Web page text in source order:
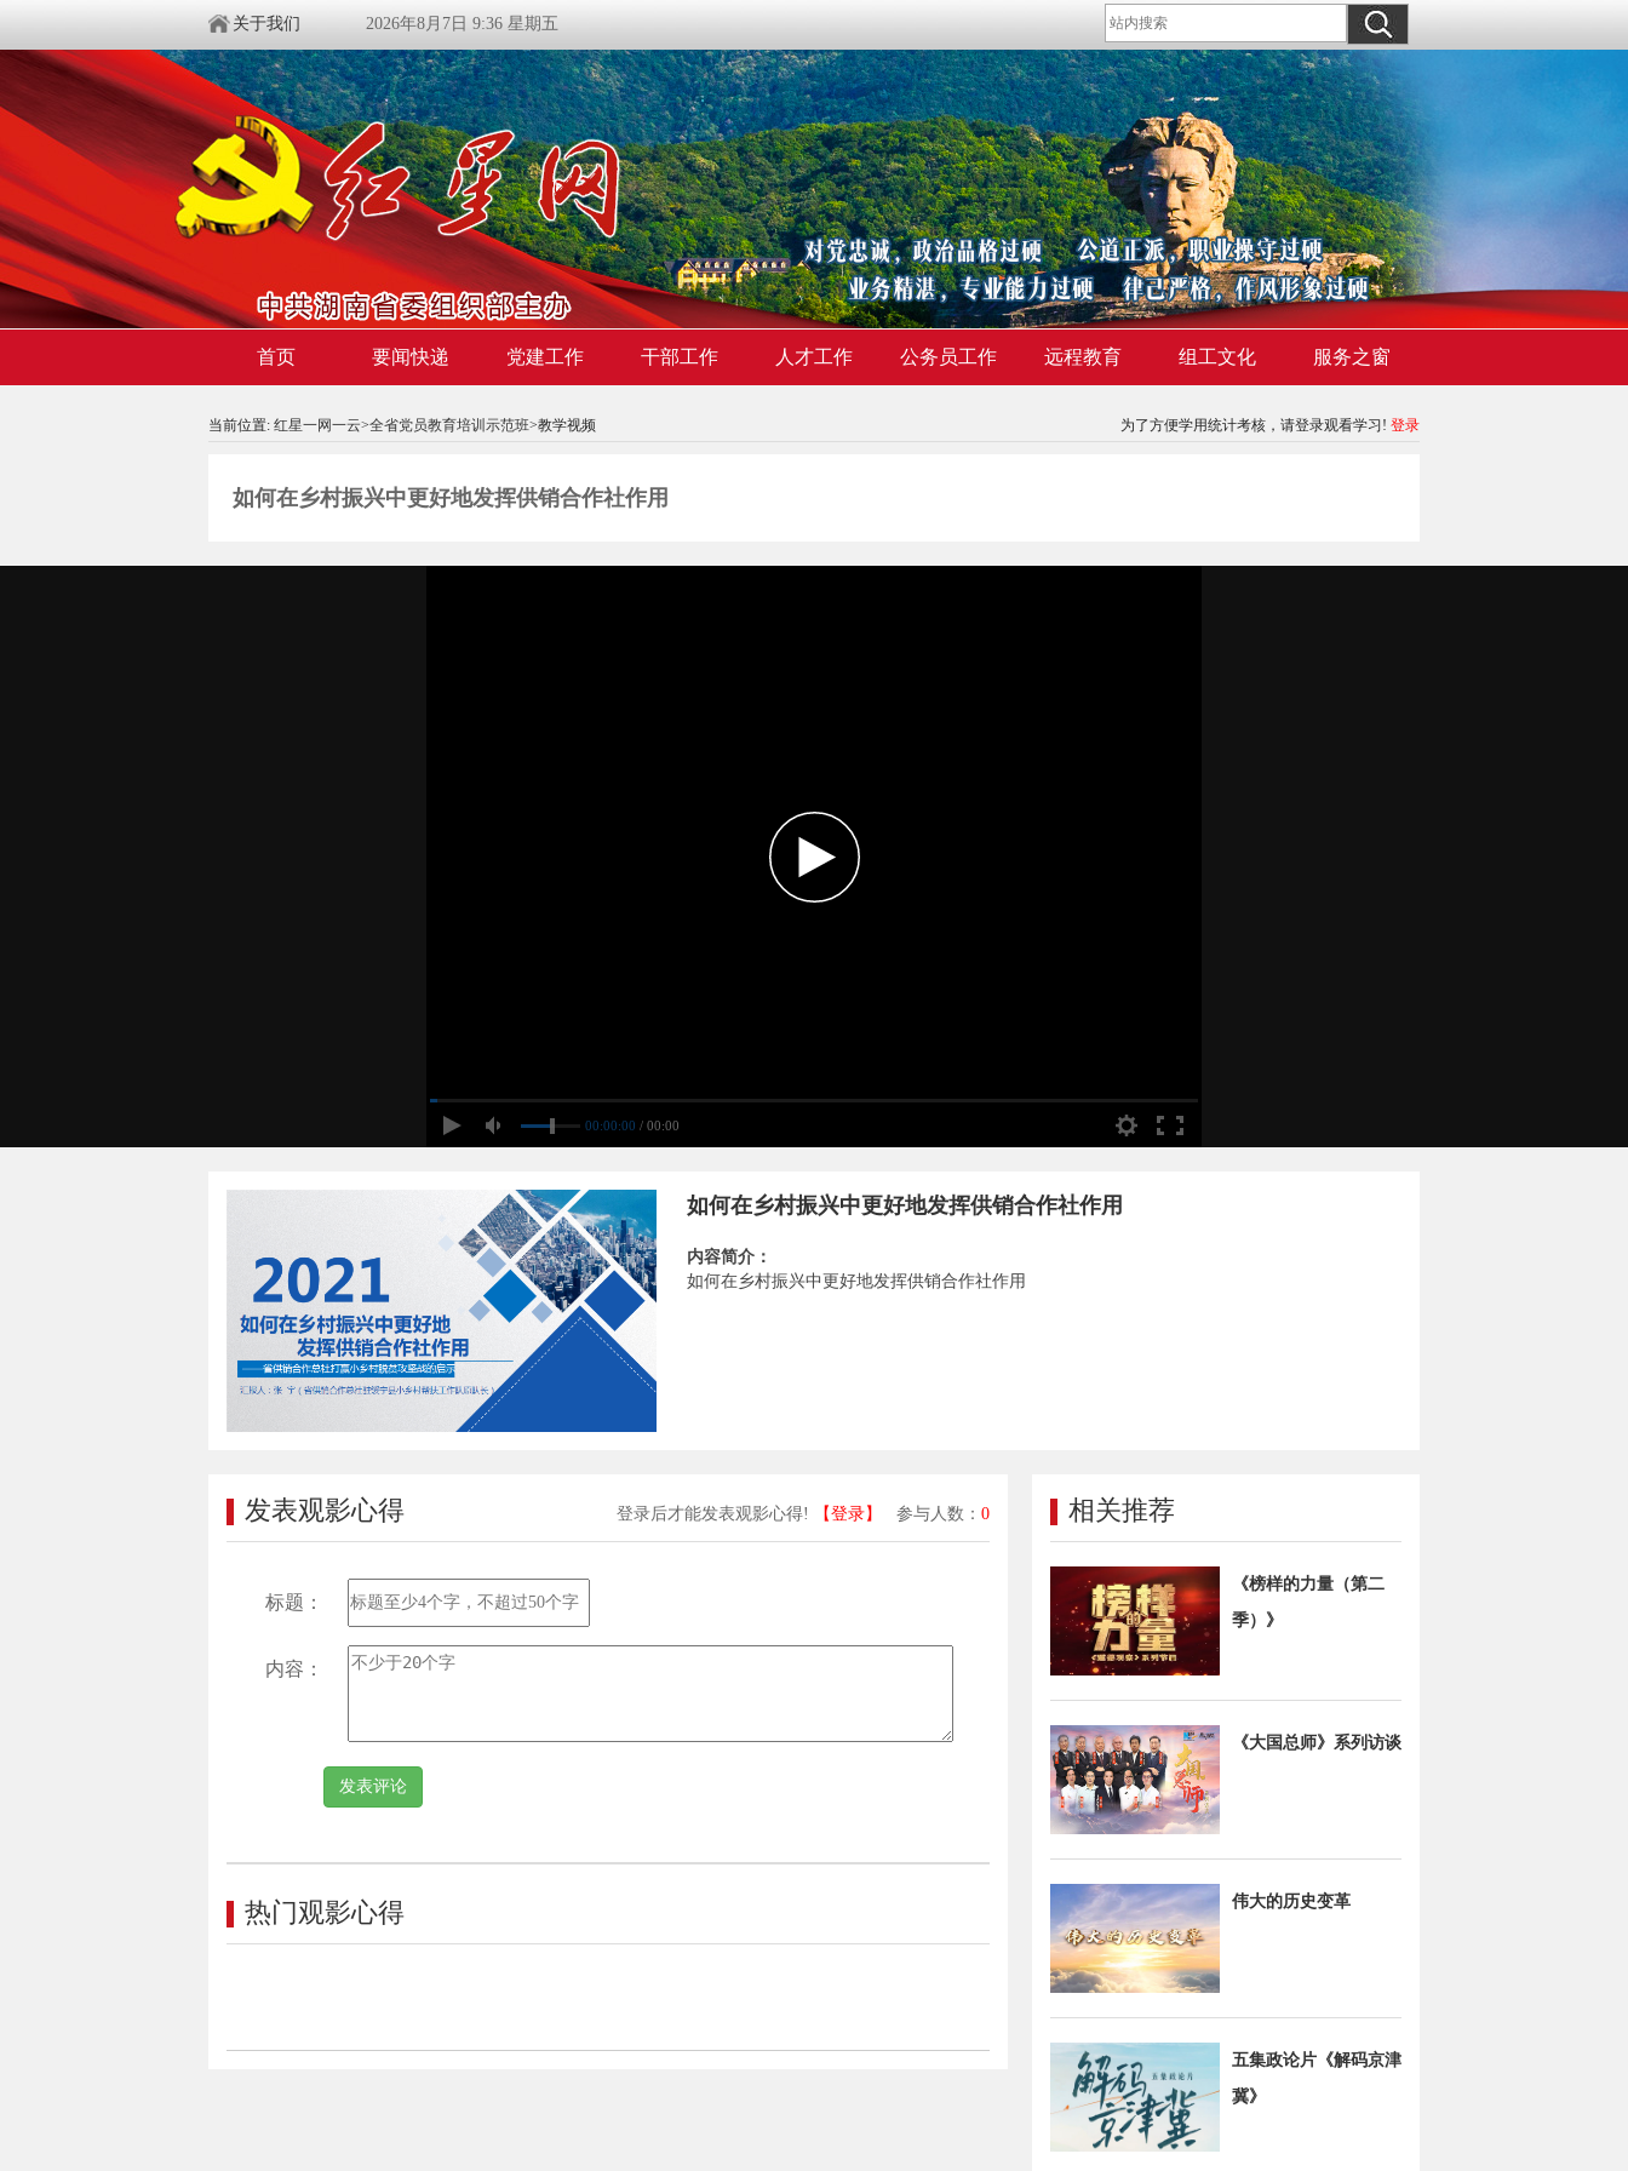
关于我们 2026年8月7日 9:36 星期五
首页 要闻快递 党建工作 干部工作 人才工作 公务员工作 远程教育 组工文化 服务之窗
当前位置: 红星一网一云>全省党员教育培训示范班>教学视频 为了方便学用统计考核，请登录观看学习! 登录
如何在乡村振兴中更好地发挥供销合作社作用
00:00:00 / 00:00
如何在乡村振兴中更好地发挥供销合作社作用
内容简介：
如何在乡村振兴中更好地发挥供销合作社作用
登录后才能发表观影心得! 【登录】 参与人数： 0
发表观影心得
标题：
内容：
热门观影心得
相关推荐
《榜样的力量（第二
季）》
《大国总师》系列访谈
伟大的历史变革
五集政论片《解码京津
冀》